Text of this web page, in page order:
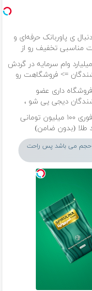
ی پاوربانک حرفه‌ای و
مناسبی تخفیف رو از
تا ۳میلیارد وام سرمایه در گردش
=> فروشگاهت رو
کن
داری عضو
دیجی پی شو ،
رو بالا ببر
وام فوری ۱۰۰ میلیون تومانی
طلا (بدون ضامن)
حجم می باشد پس راحت